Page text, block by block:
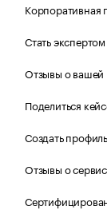
Корпоративная
Стать экспертом
Отзывы о
Поделиться
Создать
Отзывы о